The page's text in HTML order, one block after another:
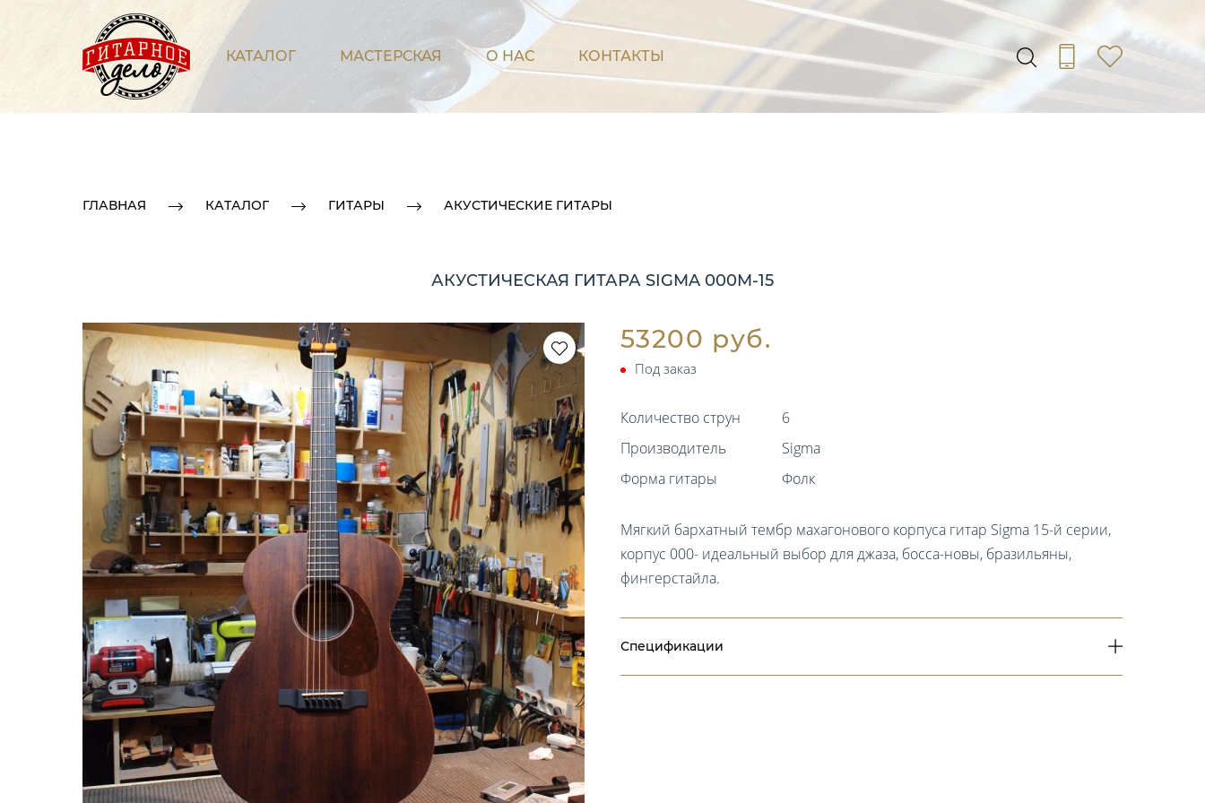
КАТАЛОГ МАСТЕРСКАЯ О НАС КОНТАКТЫ
ГЛАВНАЯ КАТАЛОГ ГИТАРЫ АКУСТИЧЕСКИЕ ГИТАРЫ
АКУСТИЧЕСКАЯ ГИТАРА SIGMA 000M-15
53200 руб.
Под заказ
Количество струн
6
Производитель
Sigma
Форма гитары
Фолк
Мягкий бархатный тембр махагонового корпуса гитар Sigma 15-й серии,
корпус 000- идеальный выбор для джаза, босса-новы, бразильяны,
фингерстайла.
Спецификации